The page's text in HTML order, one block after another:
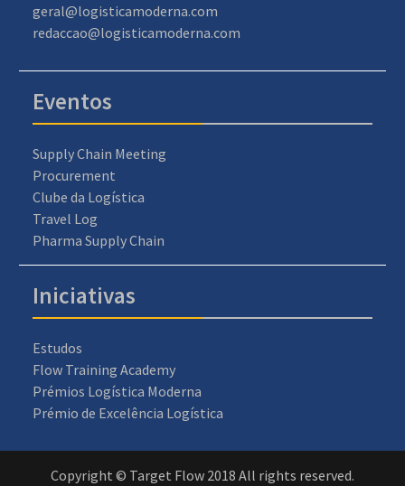
geral@logisticamoderna.com
redaccao@logisticamoderna.com
Eventos
Supply Chain Meeting
Procurement
Clube da Logística
Travel Log
Pharma Supply Chain
Iniciativas
Estudos
Flow Training Academy
Prémios Logística Moderna
Prémio de Excelência Logística
Copyright © Target Flow 2018 All rights reserved.